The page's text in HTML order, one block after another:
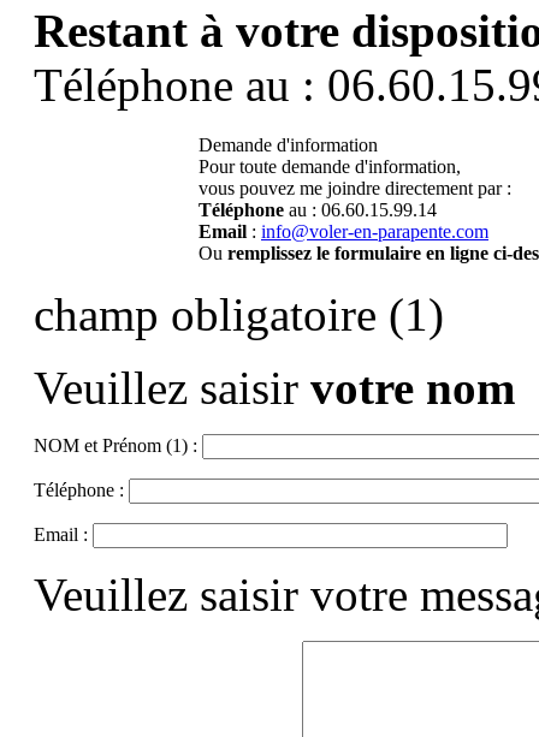
Restant à votre
Téléphone au :
Demande d'information
Pour toute demande d'information,
vous pouvez me joindre directement par :
Téléphone au : 06.60.15.99.14
Email : info@voler-en-parapente.com
Ou remplissez le formulaire en ligne ci-
champ obligatoire (1)
Veuillez saisir votre nom
NOM et Prénom (1) :
Téléphone :
Email :
Veuillez saisir votre